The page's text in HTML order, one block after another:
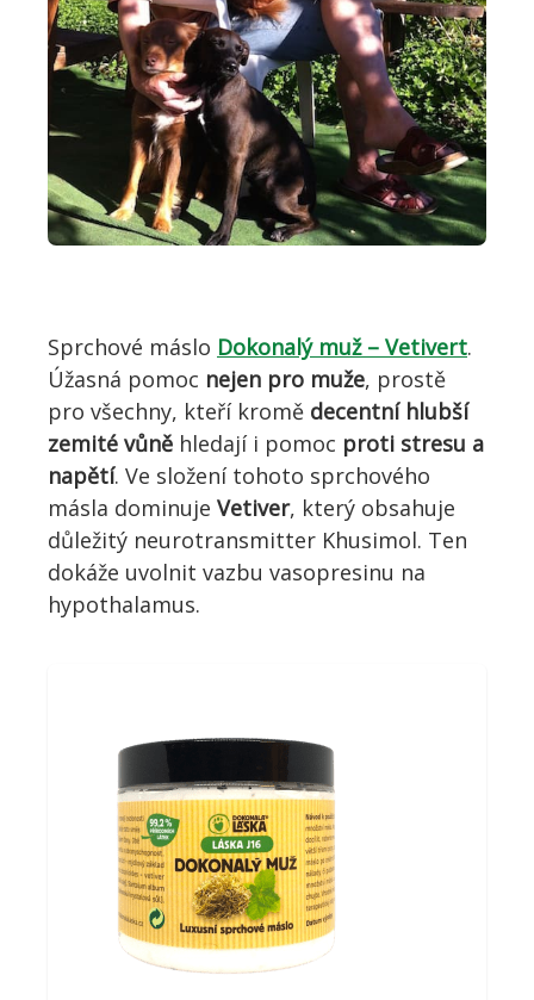
Sprchové máslo Dokonalý muž – Vetivert.
Úžasná pomoc nejen pro muže, prostě
pro všechny, kteří kromě decentní hlubší
zemité vůně hledají i pomoc proti stresu a
napětí. Ve složení tohoto sprchového
másla dominuje Vetiver, který obsahuje
důležitý neurotransmitter Khusimol. Ten
dokáže uvolnit vazbu vasopresinu na
hypothalamus.